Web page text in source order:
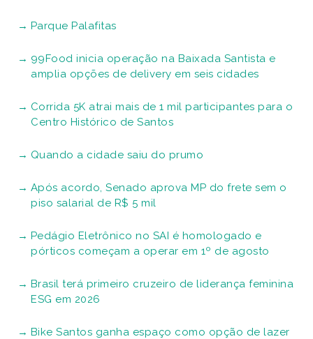
Parque Palafitas
99Food inicia operação na Baixada Santista e
amplia opções de delivery em seis cidades
Corrida 5K atrai mais de 1 mil participantes para o
Centro Histórico de Santos
Quando a cidade saiu do prumo
Após acordo, Senado aprova MP do frete sem o
piso salarial de R$ 5 mil
Pedágio Eletrônico no SAI é homologado e
pórticos começam a operar em 1º de agosto
Brasil terá primeiro cruzeiro de liderança feminina
ESG em 2026
Bike Santos ganha espaço como opção de lazer